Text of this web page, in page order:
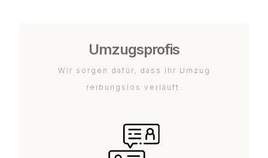
Umzugsprofis
Wir sorgen dafür, dass Ihr Umzug
reibungslos verläuft.